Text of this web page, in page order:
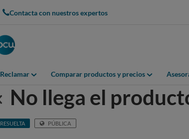
Contacta con nuestros expertos
Reclamar Comparar productos y precios
Anterior
No llega el
RESUELTA PÚBLICA